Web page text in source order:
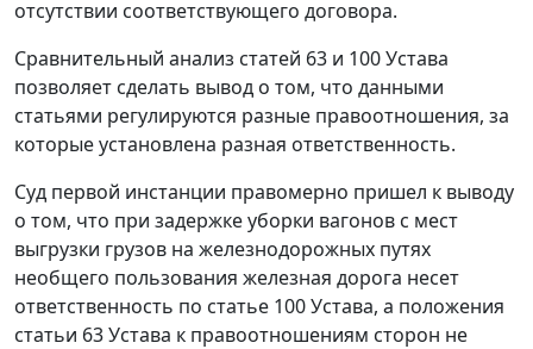
отсутствии соответствующего договора.
Сравнительный анализ статей 63 и 100 Устава
позволяет сделать вывод о том, что данными
статьями регулируются разные правоотношения, за
которые установлена разная ответственность.
Суд первой инстанции правомерно пришел к выводу
о том, что при задержке уборки вагонов с мест
выгрузки грузов на железнодорожных путях
необщего пользования железная дорога несет
ответственность по статье 100 Устава, а положения
статьи 63 Устава к правоотношениям сторон не